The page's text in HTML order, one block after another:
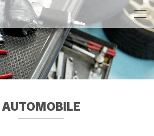
のチ
AUTOMOBILE